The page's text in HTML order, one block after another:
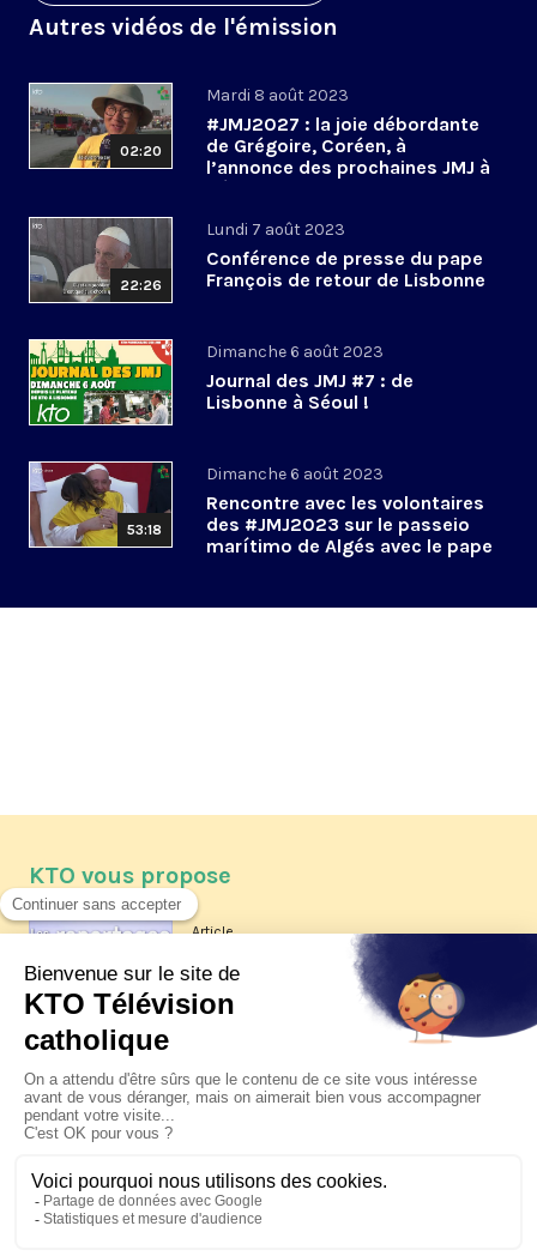
Autres vidéos de l'émission
02:20
Mardi 8 août 2023
#JMJ2027 : la joie débordante
de Grégoire, Coréen, à
l’annonce des prochaines JMJ à
Séoul
22:26
Lundi 7 août 2023
Conférence de presse du pape
François de retour de Lisbonne
Dimanche 6 août 2023
Journal des JMJ #7 : de
Lisbonne à Séoul !
53:18
Dimanche 6 août 2023
Rencontre avec les volontaires
des #JMJ2023 sur le passeio
marítimo de Algés avec le pape
KTO vous propose
Article
Les reportages d'été 2026 de KTO
La visite pastorale du pape Léon
XIV à Assise à suivre sur KTO le
jeudi 6 août
Le pape en Uruguay, Argentine et
Pérou du 6 au 17 novembre 2026